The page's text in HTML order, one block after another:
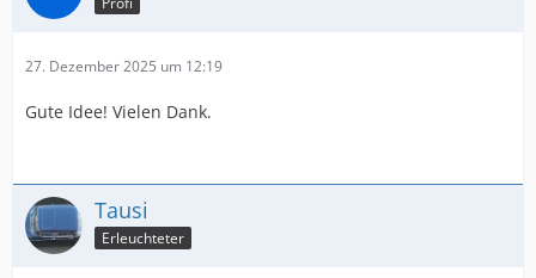
27. Dezember 2025 um 12:19
Gute Idee! Vielen Dank.
Tausi
Erleuchteter